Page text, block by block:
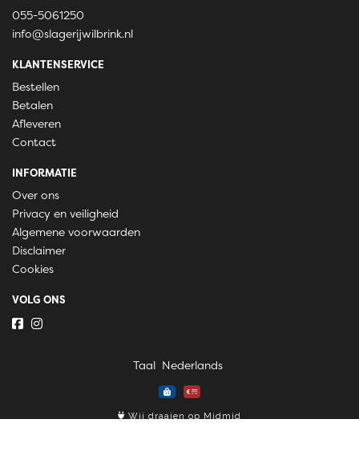
055-5061250
info@slagerijwilbrink.nl
KLANTENSERVICE
Bestellen
Betalen
Afleveren
Contact
INFORMATIE
Over ons
Privacy en veiligheid
Algemene voorwaarden
Disclaimer
Cookies
VOLG ONS
Taal
Wij draaien op Midmid